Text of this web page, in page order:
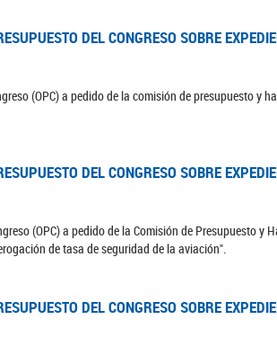
DEL CONGRESO SOBRE
(OPC) a pedido de la comisión de presupuesto y
DEL CONGRESO SOBRE
(OPC) a pedido de la Comisión de Presupuesto y
de tasa de seguridad de la aviación".
DEL CONGRESO SOBRE